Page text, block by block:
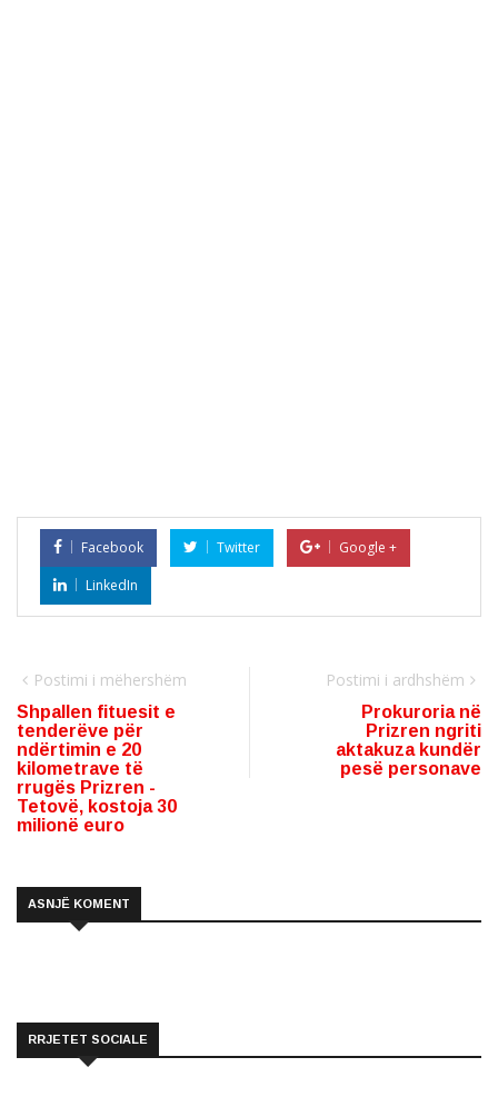
Facebook Twitter
Google +
LinkedIn
Postimi i mëhershëm
Shpallen fituesit e
tenderëve për
ndërtimin e 20
kilometrave të
rrugës Prizren -
Tetovë, kostoja 30
milionë euro
Postimi i ardhshëm
Prokuroria në
Prizren ngriti
aktakuza kundër
pesë personave
ASNJË KOMENT
RRJETET SOCIALE